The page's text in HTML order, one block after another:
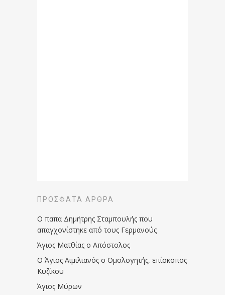
ΠΡΌΣΦΑΤΑ ΆΡΘΡΑ
Ο παπα Δημήτρης Σταμπουλής που
απαγχονίστηκε από τους Γερμανούς
Άγιος Ματθίας ο Απόστολος
Ο Άγιος Αιμιλιανός ο Ομολογητής, επίσκοπος
Κυζίκου
Άγιος Μύρων